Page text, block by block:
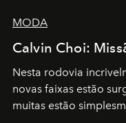
MODA
Calvin Choi:
Nesta rodovia
novas faixas estão
muitas estão